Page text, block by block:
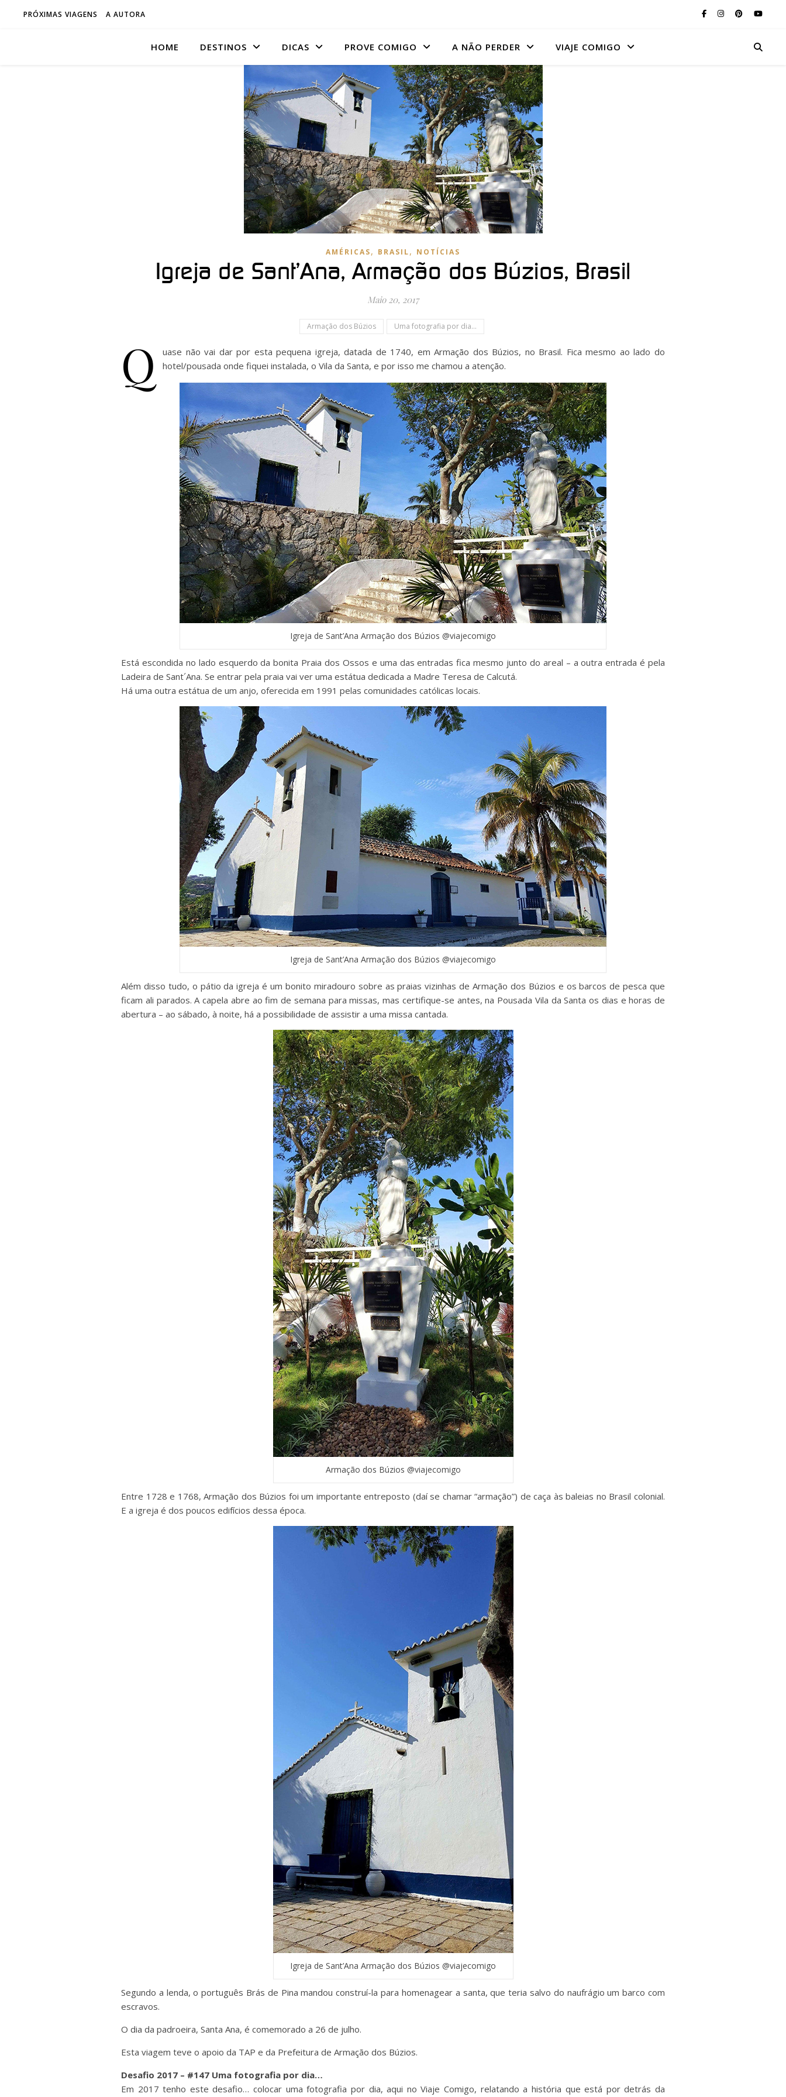
PRÓXIMAS VIAGENS A AUTORA
HOME DESTINOS DICAS PROVE COMIGO A NÃO PERDER VIAJE COMIGO
AMÉRICAS, BRASIL, NOTÍCIAS
Igreja de Sant’Ana, Armação dos Búzios, Brasil
Maio 20, 2017
Armação dos Búzios Uma fotografia por dia...
Q
uase não vai dar por esta pequena igreja, datada de 1740, em Armação dos Búzios, no Brasil. Fica mesmo ao lado do
hotel/pousada onde fiquei instalada, o Vila da Santa, e por isso me chamou a atenção.
Igreja de Sant’Ana Armação dos Búzios @viajecomigo
Está escondida no lado esquerdo da bonita Praia dos Ossos e uma das entradas fica mesmo junto do areal – a outra entrada é pela
Ladeira de Sant´Ana. Se entrar pela praia vai ver uma estátua dedicada a Madre Teresa de Calcutá.
Há uma outra estátua de um anjo, oferecida em 1991 pelas comunidades católicas locais.
Igreja de Sant’Ana Armação dos Búzios @viajecomigo
Além disso tudo, o pátio da igreja é um bonito miradouro sobre as praias vizinhas de Armação dos Búzios e os barcos de pesca que
ficam ali parados. A capela abre ao fim de semana para missas, mas certifique-se antes, na Pousada Vila da Santa os dias e horas de
abertura – ao sábado, à noite, há a possibilidade de assistir a uma missa cantada.
Armação dos Búzios @viajecomigo
Entre 1728 e 1768, Armação dos Búzios foi um importante entreposto (daí se chamar “armação”) de caça às baleias no Brasil colonial.
E a igreja é dos poucos edifícios dessa época.
Igreja de Sant’Ana Armação dos Búzios @viajecomigo
Segundo a lenda, o português Brás de Pina mandou construí-la para homenagear a santa, que teria salvo do naufrágio um barco com
escravos.
O dia da padroeira, Santa Ana, é comemorado a 26 de julho.
Esta viagem teve o apoio da TAP e da Prefeitura de Armação dos Búzios.
Desafio 2017 – #147 Uma fotografia por dia…
Em 2017 tenho este desafio… colocar uma fotografia por dia, aqui no Viaje Comigo, relatando a história que está por detrás da